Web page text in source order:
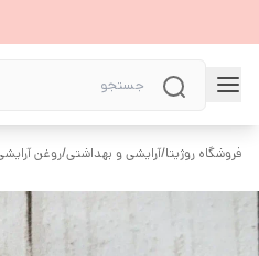
فروشگاه روژیتا/آرایشی و بهداشتی/روغن